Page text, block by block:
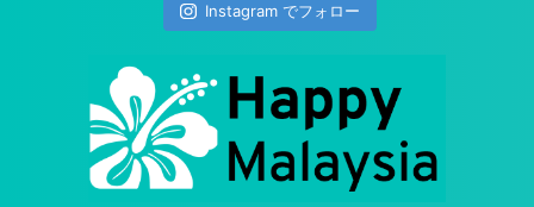
Instagram でフォロー